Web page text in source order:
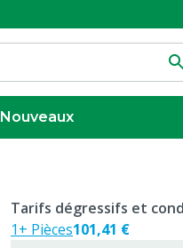
Nouveaux
Tarifs dégressifs et
1+ Pièces101,41 €